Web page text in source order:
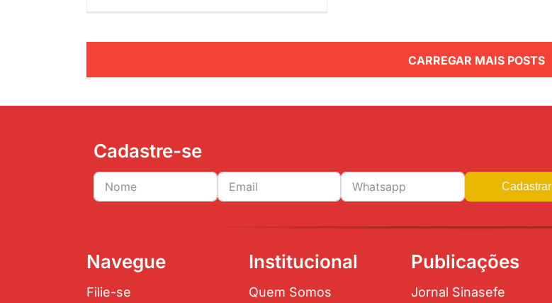
CARREGAR MAIS POSTS
Cadastre-se
Cadastrar
Navegue
Filie-se
Institucional
Quem Somos
Publicações
Jornal Sinasefe